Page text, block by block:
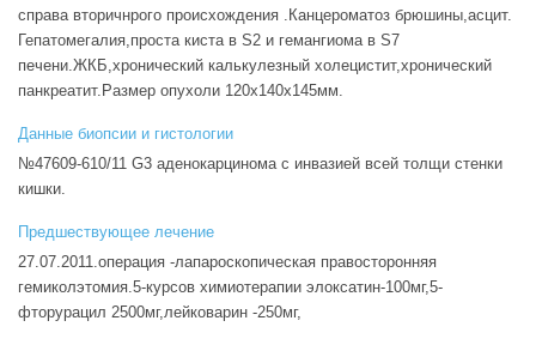
справа вторичнрого происхождения .Канцероматоз брюшины,асцит.
Гепатомегалия,проста киста в S2 и гемангиома в S7
печени.ЖКБ,хронический калькулезный холецистит,хронический
панкреатит.Размер опухоли 120х140х145мм.
Данные биопсии и гистологии
№47609-610/11 G3 аденокарцинома с инвазией всей толщи стенки
кишки.
Предшествующее лечение
27.07.2011.операция -лапароскопическая правосторонняя
гемиколэтомия.5-курсов химиотерапии элоксатин-100мг,5-
фторурацил 2500мг,лейковарин -250мг,